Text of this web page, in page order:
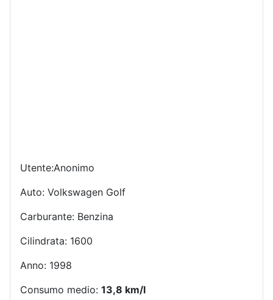
Utente:Anonimo
Auto: Volkswagen Golf
Carburante: Benzina
Cilindrata: 1600
Anno: 1998
Consumo medio: 13,8 km/l